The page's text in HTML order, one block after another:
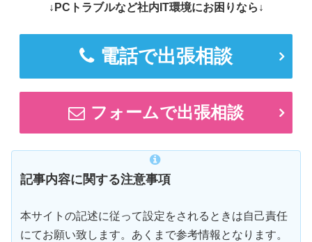
↓PCトラブルなど社内IT環境にお困りなら↓
電話で出張相談
フォームで出張相談
記事内容に関する注意事項
本サイトの記述に従って設定をされるときは自己責任
にてお願い致します。あくまで参考情報となります。